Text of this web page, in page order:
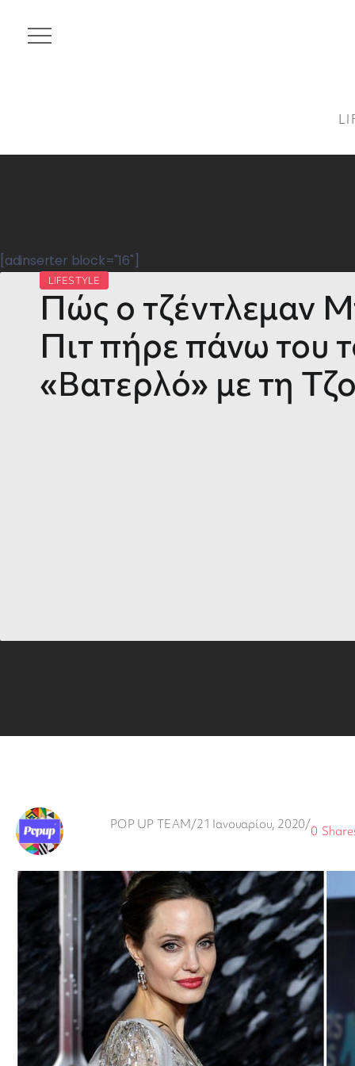
[adinserter block="16"]
LIFESTYLE
Πώς ο τζέντλεμαν
Πιτ πήρε πάνω του
«Βατερλό» με τη
POP UP TEAM/21 Ιανουαρίου, 2020/0